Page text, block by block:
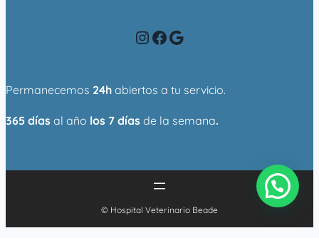
InstagramFacebook Google
Permanecemos 24h abiertos a tu servicio.
365 días al año los 7 días de la semana.
© Hospital Veterinario Beade